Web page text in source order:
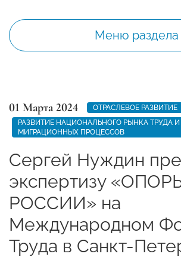
Меню раздела
01 Марта 2024
ОТРАСЛЕВОЕ РАЗВИТИЕ
РАЗВИТИЕ НАЦИОНАЛЬНОГО РЫНКА ТРУДА
МИГРАЦИОННЫХ ПРОЦЕССОВ
Сергей Нуждин
экспертизу
РОССИИ» на
Международном
Труда в Санкт-